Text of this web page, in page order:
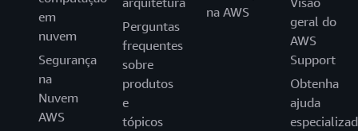
em
nuvem
Segurança
na
Nuvem
AWS
Perguntas
frequentes
sobre
produtos
e
tópicos
na AWS
geral do
AWS
Support
Obtenha
ajuda